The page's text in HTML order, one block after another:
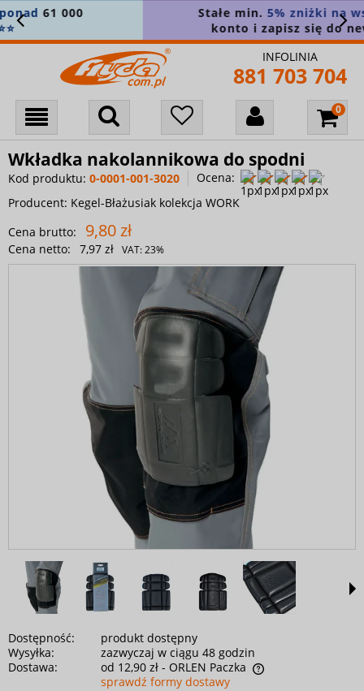
Stałe min. 5% zniżki na wszystko ! Załóż
konto i zapisz się do newslettera 🎁
INFOLINIA
881 703 704
Wkładka nakolannikowa do spodni
Kod produktu: 0-0001-001-3020
Ocena:
Producent: Kegel-Błażusiak kolekcja WORK
Cena brutto:
9,80 zł
Cena netto: 7,97 zł VAT:23%
Dostępność:
produkt dostępny
Wysyłka:
zazwyczaj w ciągu 48 godzin
Dostawa:
od 12,90 zł - ORLEN Paczka
sprawdź formy dostawy